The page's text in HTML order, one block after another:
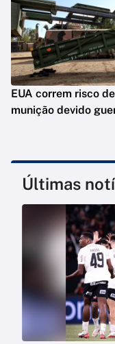
EUA correm risco
munição devido
Últimas